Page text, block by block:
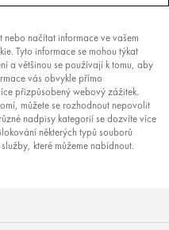
NÁPLŇ
AŽ V 5 KLÍČOVÝCH
NÁPLNĚ
načítat informace ve vašem
Tyto informace se mohou týkat
a většinou se používají k tomu, aby
vás obvykle přímo
přizpůsobený webový zážitek.
můžete se rozhodnout nepovolit
nadpisy kategorií se dozvíte více
některých typů souborů
které můžeme nabídnout.